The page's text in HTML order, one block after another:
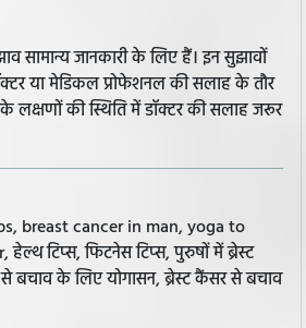
सामान्य जानकारी के लिए हैं। इन सुझावों
या मेडिकल प्रोफेशनल की सलाह के तौर
के लक्षणों की स्थिति में डॉक्टर की सलाह जरूर
breast cancer in man, yoga to
टिप्स, फिटनेस टिप्स, पुरुषों में ब्रेस्ट
बचाव के लिए योगासन, ब्रेस्ट कैंसर से बचाव